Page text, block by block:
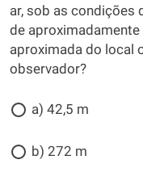
ar, sob as condições
de
aproximada do local
observador?
a) 42,5 m
b) 272 m